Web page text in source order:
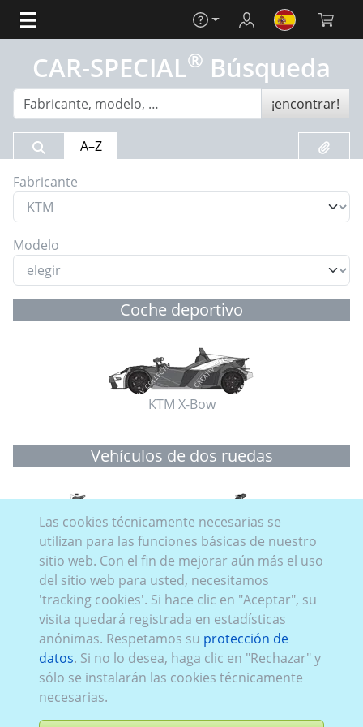
Ayuda Login cesto
CAR-SPECIAL® Búsqueda
¡encontrar!
Resultado de búsqueda
A–Z Lista
Fabricante
Modelo
Coche deportivo
KTM X-Bow
Vehículos de dos ruedas
KTM 450 SMR KTM 450 SX-F
Las cookies técnicamente necesarias se
utilizan para las funciones básicas de nuestro
sitio web. Con el fin de mejorar aún más el uso
del sitio web para usted, necesitamos
'tracking cookies'. Si hace clic en "Aceptar", su
visita quedará registrada en estadísticas
anónimas. Respetamos su protección de
datos. Si no lo desea, haga clic en "Rechazar" y
sólo se instalarán las cookies técnicamente
necesarias.